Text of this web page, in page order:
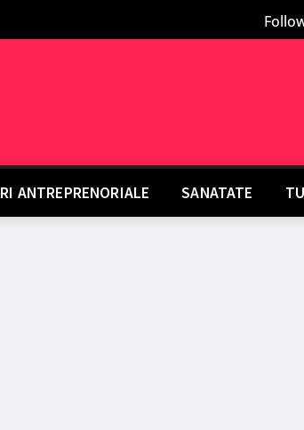
ANTREPRENORIALE SANATATE